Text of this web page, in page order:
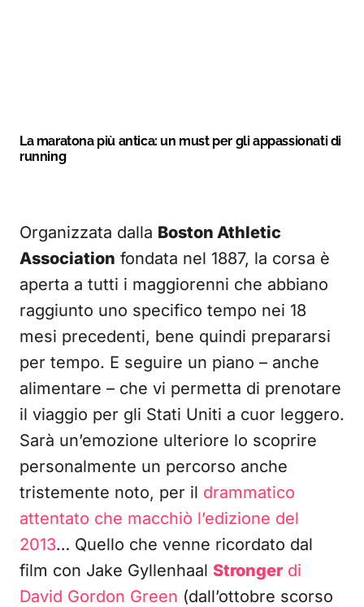
La maratona più antica: un must per gli appassionati di
running
Organizzata dalla Boston Athletic
Association fondata nel 1887, la corsa è
aperta a tutti i maggiorenni che abbiano
raggiunto uno specifico tempo nei 18
mesi precedenti, bene quindi prepararsi
per tempo. E seguire un piano – anche
alimentare – che vi permetta di prenotare
il viaggio per gli Stati Uniti a cuor leggero.
Sarà un’emozione ulteriore lo scoprire
personalmente un percorso anche
tristemente noto, per il drammatico
attentato che macchiò l’edizione del
2013… Quello che venne ricordato dal
film con Jake Gyllenhaal Stronger di
David Gordon Green (dall’ottobre scorso